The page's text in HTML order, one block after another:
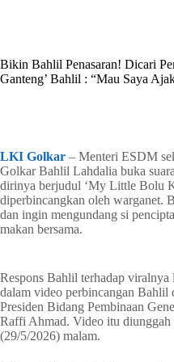
Bikin Bahlil Penasaran! Dicari
Ganteng’ Bahlil : “Mau Saya
LKI Golkar – Menteri ESDM
Golkar Bahlil Lahdalia buka
dirinya berjudul ‘My Little Bolu
diperbincangkan oleh warganet.
dan ingin mengundang si
makan bersama.
Respons Bahlil terhadap viralnya
dalam video perbincangan Bahlil
Presiden Bidang Pembinaan
Raffi Ahmad. Video itu
(29/5/2026) malam.